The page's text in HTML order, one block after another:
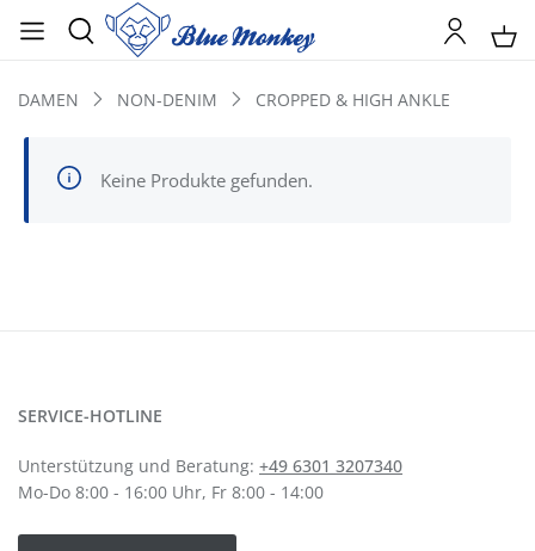
DAMEN NON-DENIM CROPPED & HIGH ANKLE
Keine Produkte gefunden.
SERVICE-HOTLINE
Unterstützung und Beratung: +49 6301 3207340
Mo-Do 8:00 - 16:00 Uhr, Fr 8:00 - 14:00